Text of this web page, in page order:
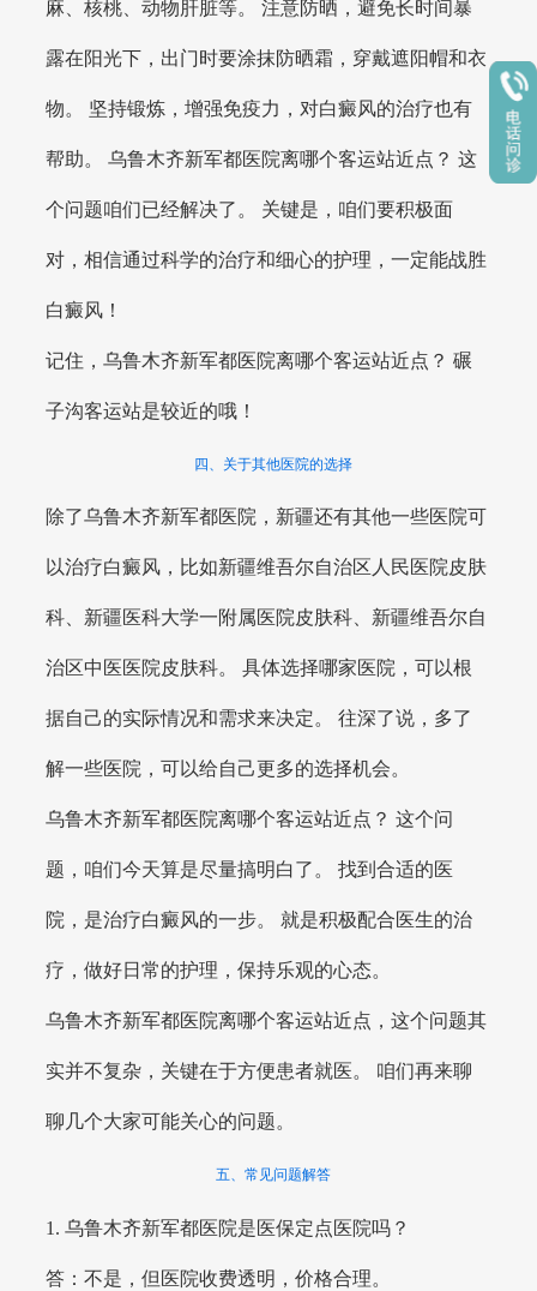
麻、核桃、动物肝脏等。 注意防晒，避免长时间暴
露在阳光下，出门时要涂抹防晒霜，穿戴遮阳帽和衣
物。 坚持锻炼，增强免疫力，对白癜风的治疗也有
帮助。 乌鲁木齐新军都医院离哪个客运站近点？ 这
个问题咱们已经解决了。 关键是，咱们要积极面
对，相信通过科学的治疗和细心的护理，一定能战胜
白癜风！
记住，乌鲁木齐新军都医院离哪个客运站近点？ 碾
子沟客运站是较近的哦！
四、关于其他医院的选择
除了乌鲁木齐新军都医院，新疆还有其他一些医院可
以治疗白癜风，比如新疆维吾尔自治区人民医院皮肤
科、新疆医科大学一附属医院皮肤科、新疆维吾尔自
治区中医医院皮肤科。 具体选择哪家医院，可以根
据自己的实际情况和需求来决定。 往深了说，多了
解一些医院，可以给自己更多的选择机会。
乌鲁木齐新军都医院离哪个客运站近点？ 这个问
题，咱们今天算是尽量搞明白了。 找到合适的医
院，是治疗白癜风的一步。 就是积极配合医生的治
疗，做好日常的护理，保持乐观的心态。
乌鲁木齐新军都医院离哪个客运站近点，这个问题其
实并不复杂，关键在于方便患者就医。 咱们再来聊
聊几个大家可能关心的问题。
五、常见问题解答
1. 乌鲁木齐新军都医院是医保定点医院吗？
答：不是，但医院收费透明，价格合理。